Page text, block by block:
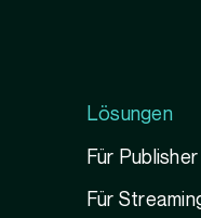
Lösungen
Für Publisher
Für